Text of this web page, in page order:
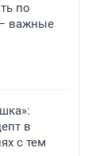
по
— важные
в
с тем